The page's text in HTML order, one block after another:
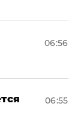
06:56
06:55